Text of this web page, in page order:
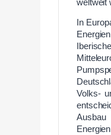
weltweit
In
Volks-